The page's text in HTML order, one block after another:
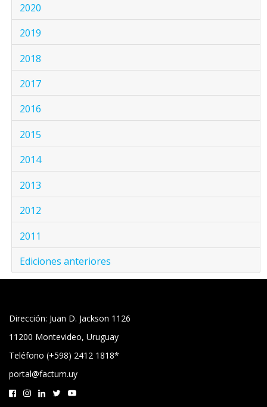
2020
2019
2018
2017
2016
2015
2014
2013
2012
2011
Ediciones anteriores
Dirección: Juan D. Jackson 1126
11200 Montevideo, Uruguay
Teléfono (+598) 2412 1818*
portal@factum.uy